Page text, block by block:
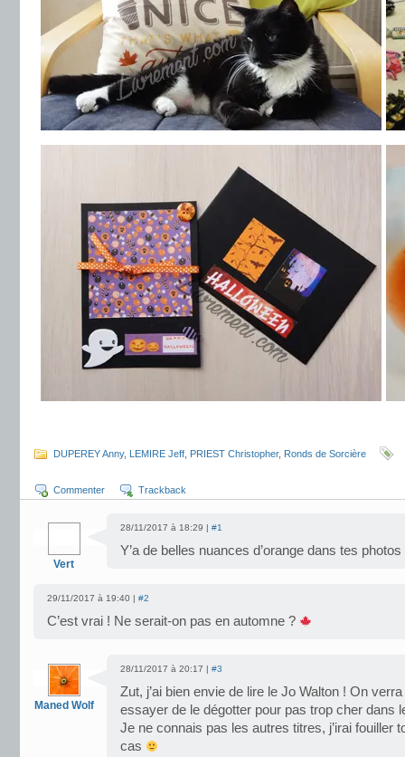
DUPEREY Anny, LEMIRE Jeff PRIEST Christopher, Ronds de Sorcière
Commenter Trackback
Vert
28/11/2017 à 18:29 | #1
Y’a de belles nuances d’orange dans tes photos
29/11/2017 à 19:40 | #2
C’est vrai ! Ne serait-on pas en automne ?
Maned Wolf
28/11/2017 à 20:17 | #3
Zut, j’ai bien envie de lire le Jo Walton ! On
essayer de le dégotter pour pas trop cher dans
Je ne connais pas les autres titres, j’irai fouiller
cas